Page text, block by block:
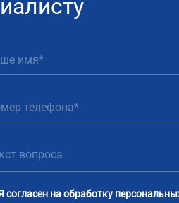
согласен наобработку